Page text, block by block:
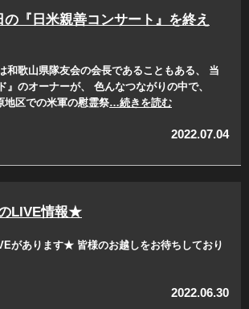
の『日米親善コンサート』を終え
和歌山県隊友会の会長であることもある、 当
』のオーナーが、 色んなつながりの中で、
地区での米軍の慰霊祭…続きを読む
2022.07.04
LIVE情報★
があります★ 皆様のお越しをお待ちしており
2022.06.30